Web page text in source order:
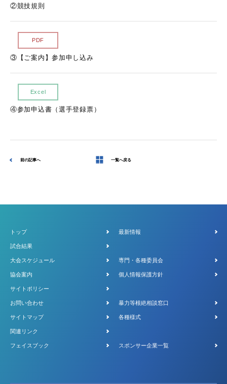
②競技規則
PDF
③【ご案内】参加申し込み
Excel
④参加申込書（選手登録票）
前の記事へ 一覧へ戻る
トップ 最新情報
試合結果
大会スケジュール 専門・各種委員会
協会案内 個人情報保護方針
サイトポリシー
お問い合わせ 暴力等根絶相談窓口
サイトマップ 各種様式
関連リンク
フェイスブック スポンサー企業一覧